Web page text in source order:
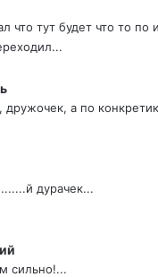
что тут будет что то по
а по
дурачек...
сильно!...